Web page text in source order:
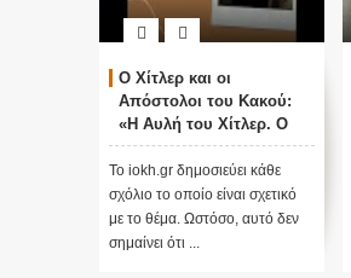
Ο Χίτλερ και οι
Απόστολοι του Κακού:
«Η Αυλή του Χίτλερ. Ο
στενός κύκλος του
Φύρερ στο Τρίτο Ράιχ και
μετέπειτα»
Το iokh.gr δημοσιεύει κάθε
σχόλιο το οποίο είναι σχετικό
με το θέμα. Ωστόσο, αυτό δεν
σημαίνει ότι ...